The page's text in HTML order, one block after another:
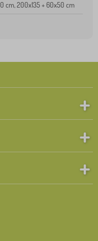
cm, 200x135 + 60x50 cm